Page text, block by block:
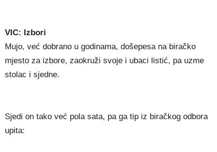
VIC: Izbori
Mujo, već dobrano u godinama, došepesa na biračko
mjesto za izbore, zaokruži svoje i ubaci listić, pa uzme
stolac i sjedne.
Sjedi on tako već pola sata, pa ga tip iz biračkog odbora
upita: